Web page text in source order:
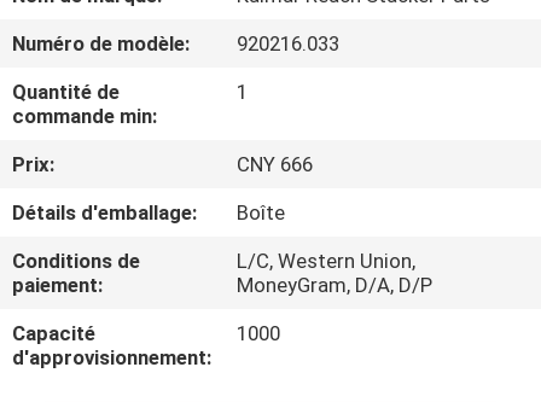
DE
VISITE
CONTRÔLE
DE
QUALITÉ
Numéro de modèle:
920216.033
Quantité de
commande min:
1
Prix:
CNY 666
Détails d'emballage:
Boîte
Conditions de
paiement:
L/C, Western Union,
MoneyGram, D/A, D/P
Capacité
d'approvisionnement:
1000